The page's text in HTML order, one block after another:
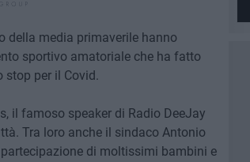
della media primaverile hanno
sportivo amatoriale che ha fatto
stop per il Covid.
il famoso speaker di Radio DeeJay
Tra loro anche il sindaco Antonio
di moltissimi bambini e